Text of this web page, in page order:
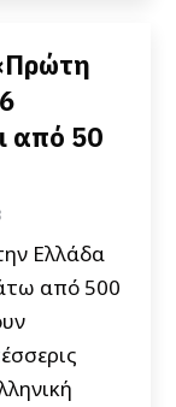
από 50
Ελλάδα
από 500